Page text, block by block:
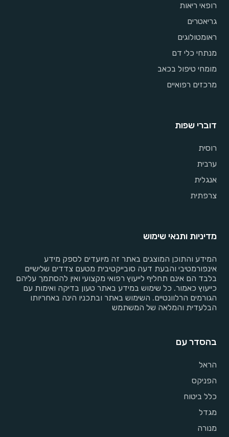
רופאי ריאות
גריאטרים
ראומטולוגים
מנתחי כלי דם
מומחי טיפול בכאב
מרכזים רפואיים
דוברי שפות
רוסית
ערבית
אנגלית
צרפתית
מדיניות ותנאי שימוש
המידע והתוכן המוצגים באתר זה מיועדים לספק מידע
אינפורמטיבי והבעת דעה סובייקטיבית מטעם צדדים שלישיים
בלבד הם אינם תחליף לייעוץ רפואי מקצועי ואין להסתמך עליהם
כייעוץ כאמור. כל שימוש במידע באתר טעון בדיקה ואימות עם
הגורמים הרלוונטיים. השימוש באתר ובתכניו הינה באחריותו
הבלעדית והמלאה של המשתמש
בהסדר עם
הראל
הפניקס
כלל ביטוח
מגדל
מנורה